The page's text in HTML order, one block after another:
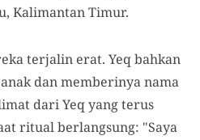
Kalimantan Timur.
terjalin erat. Yeq bahkan
dan memberinya nama
dari Yeq yang terus
ritual berlangsung: "Saya